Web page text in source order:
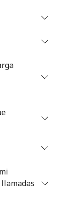
tu contraseña? →